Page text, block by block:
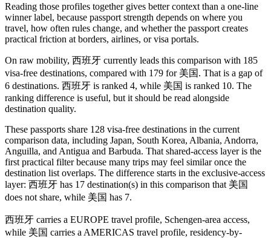
Reading those profiles together gives better context than a one-line
winner label, because passport strength depends on where you
travel, how often rules change, and whether the passport creates
practical friction at borders, airlines, or visa portals.
On raw mobility, 西班牙 currently leads this comparison with 185
visa-free destinations, compared with 179 for 美国. That is a gap of
6 destinations. 西班牙 is ranked 4, while 美国 is ranked 10. The
ranking difference is useful, but it should be read alongside
destination quality.
These passports share 128 visa-free destinations in the current
comparison data, including Japan, South Korea, Albania, Andorra,
Anguilla, and Antigua and Barbuda. That shared-access layer is the
first practical filter because many trips may feel similar once the
destination list overlaps. The difference starts in the exclusive-access
layer: 西班牙 has 17 destination(s) in this comparison that 美国
does not share, while 美国 has 7.
西班牙 carries a EUROPE travel profile, Schengen-area access,
while 美国 carries a AMERICAS travel profile, residency-by-